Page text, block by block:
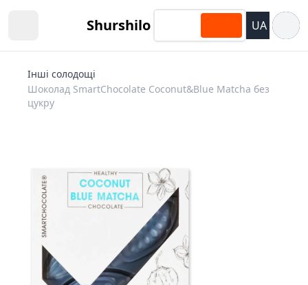
Shurshilo UA
Інші солодощі
Шоколад SmartChocolate Coconut&Blue Matcha без
цукру